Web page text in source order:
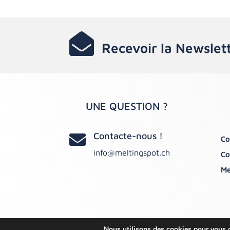
 Recevoir la
UNE QUESTION ?
 Contacte-nous !
info@meltingspot.ch